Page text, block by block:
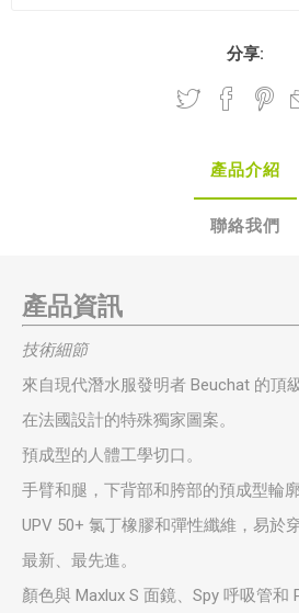
分享:
產品介紹
聯絡我們
產品資訊
技術細節
來自現代潛水服發明者 Beuchat 的頂
在法國設計的特殊獨家圖案。
預成型的人體工學切口。
手臂和腿，下背部和胯部的預成型輪
UPV 50+ 氯丁橡膠和彈性纖維，易於穿
最新、最先進。
顏色與 Maxlux S 面鏡、Spy 呼吸管和